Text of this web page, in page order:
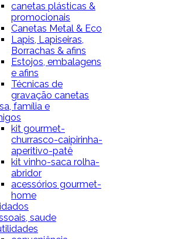
canetas plásticas &
promocionais
Canetas Metal & Eco
Lapis, Lapiseiras,
Borrachas & afins
Estojos, embalagens
e afins
Técnicas de
gravação canetas
família e
kit gourmet-
churrasco-caipirinha-
aperitivo-patê
kit vinho-saca rolha-
abridor
acessórios gourmet-
home
saude